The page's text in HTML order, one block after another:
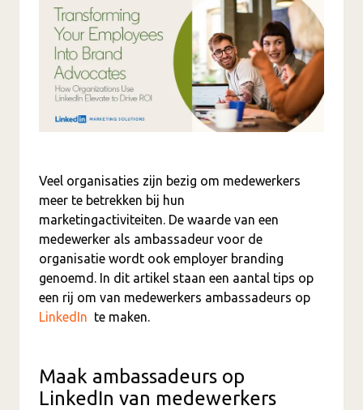
Veel organisaties zijn bezig om medewerkers
meer te betrekken bij hun
marketingactiviteiten. De waarde van een
medewerker als ambassadeur voor de
organisatie wordt ook employer branding
genoemd. In dit artikel staan een aantal tips op
een rij om van medewerkers ambassadeurs op
LinkedIn te maken.
Maak ambassadeurs op
LinkedIn van medewerkers